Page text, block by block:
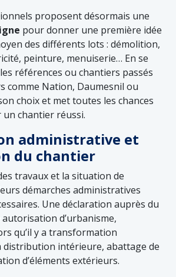
proposent désormais une
pour donner une première idée
des différents lots : démolition,
peinture, menuiserie… En se
références ou chantiers passés
comme Nation, Daumesnil ou
choix et met toutes les chances
chantier réussi.
administrative et
du chantier
travaux et la situation de
démarches administratives
Une déclaration auprès du
d’urbanisme,
qu’il y a transformation
distribution intérieure, abattage de
d’éléments extérieurs.